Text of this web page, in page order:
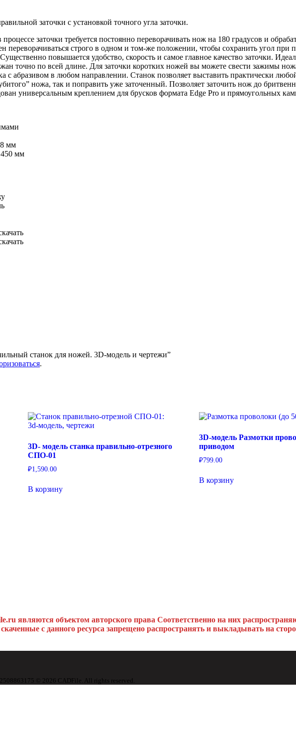
заточки с установкой точного угла заточки.
заточки требуется постоянно переворачивать нож на 180 градусов и
строго в одном и том-же положении, чтобы сохранить угол при
повышается удобство, скорость и самое главное качество заточки.
точно по всей длине. Для заточки коротких ножей вы можете свести зажимы
с абразивом в любом направлении. Станок позволяет выставить практически
ножа, так и поправить уже заточенный. Позволяет заточить нож до
универсальным креплением для брусков формата Edge Pro и прямоугольных
мм
мм
станок для ножей. 3D-модель и чертежи”
.
3D- модель станка правильно-отрезного
СПО-01
₽1,590.00
В корзину
3D-модель Размотки
приводом
₽799.00
В корзину
являются объектом авторского права Соответственно на них
с данного ресурса запрещено распространять и выкладывать на
© 2026 CADFile. All rights reserved.